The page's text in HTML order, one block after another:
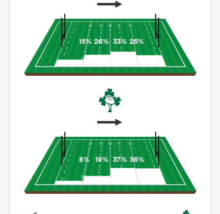
15% 26% 33% 25%
8% 19% 37% 36%